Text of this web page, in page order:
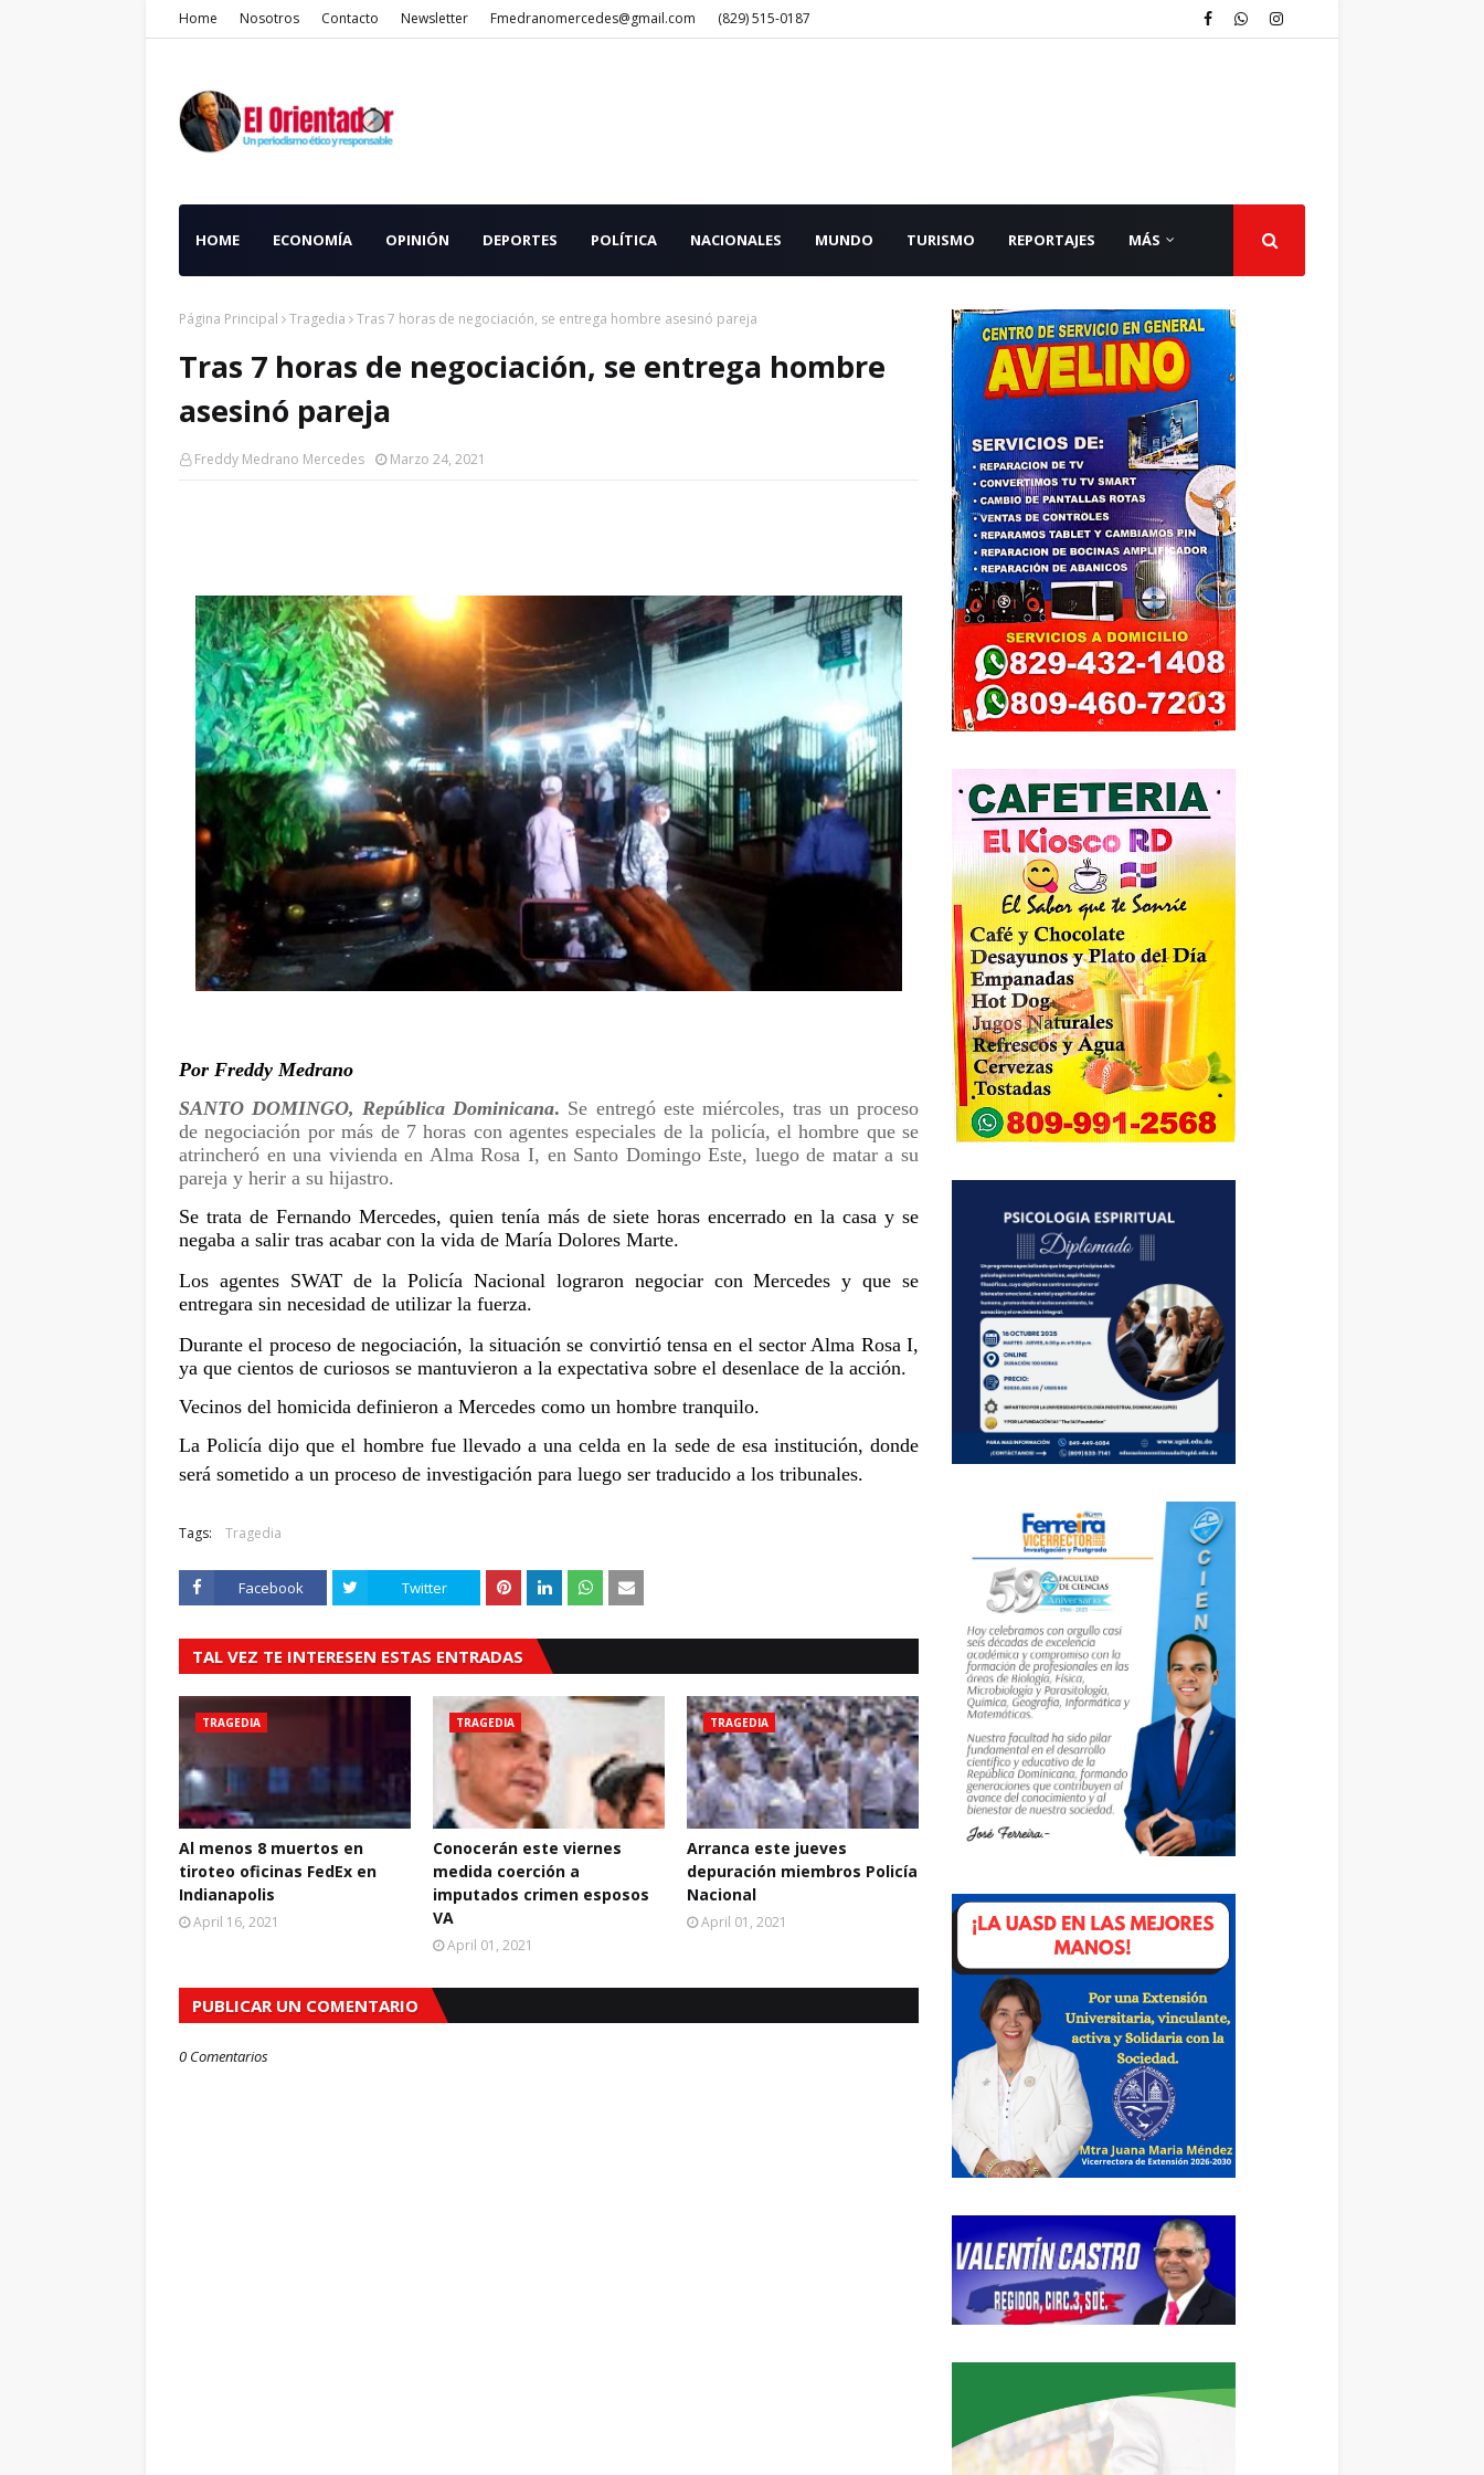
Home Nosotros Contacto Newsletter Fmedranomercedes@gmail.com (829) 515-0187
HOME ECONOMÍA OPINIÓN DEPORTES POLÍTICA NACIONALES MUNDO TURISMO REPORTAJES MÁS
Página Principal Tragedia Tras 7 horas de negociación, se entrega hombre asesinó pareja
Tras 7 horas de negociación, se entrega hombre
asesinó pareja
Freddy Medrano Mercedes Marzo 24, 2021
Por Freddy Medrano
SANTO DOMINGO, República Dominicana. Se entregó este miércoles, tras un proceso
de negociación por más de 7 horas con agentes especiales de la policía, el hombre que se
atrincheró en una vivienda en Alma Rosa I, en Santo Domingo Este, luego de matar a su
pareja y herir a su hijastro.
Se trata de Fernando Mercedes, quien tenía más de siete horas encerrado en la casa y se
negaba a salir tras acabar con la vida de María Dolores Marte.
Los agentes SWAT de la Policía Nacional lograron negociar con Mercedes y que se
entregara sin necesidad de utilizar la fuerza.
Durante el proceso de negociación, la situación se convirtió tensa en el sector Alma Rosa I,
ya que cientos de curiosos se mantuvieron a la expectativa sobre el desenlace de la acción.
Vecinos del homicida definieron a Mercedes como un hombre tranquilo.
La Policía dijo que el hombre fue llevado a una celda en la sede de esa institución, donde
será sometido a un proceso de investigación para luego ser traducido a los tribunales.
Tags: Tragedia
Facebook Twitter
TAL VEZ TE INTERESEN ESTAS ENTRADAS
TRAGEDIA
Al menos 8 muertos en
tiroteo oficinas FedEx en
Indianapolis
April 16, 2021
TRAGEDIA
Conocerán este viernes
medida coerción a
imputados crimen esposos
VA
April 01, 2021
TRAGEDIA
Arranca este jueves
depuración miembros Policía
Nacional
April 01, 2021
PUBLICAR UN COMENTARIO
0 Comentarios